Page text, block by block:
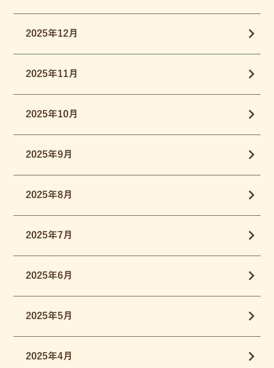
2025年12月
2025年11月
2025年10月
2025年9月
2025年8月
2025年7月
2025年6月
2025年5月
2025年4月